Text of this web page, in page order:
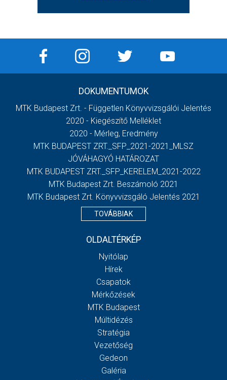
DOKUMENTUMOK
MTK Budapest Zrt. - Független Könyvvizsgálói Jelentés
2020 - Kiegészítő Melléklet
2020 - Mérleg, Eredmény
MTK BUDAPEST ZRT._SFP_2021-2021_MLSZ
JÓVÁHAGYÓ HATÁROZAT
MTK BUDAPEST ZRT._SFP_KERELEM_2021-2022
MTK Budapest Zrt. Beszámoló 2021
MTK Budapest Zrt. Könyvvizsgáló Jelentés 2021
TOVÁBBIAK
OLDALTÉRKÉP
Nyitólap
Hírek
Csapatok
Mérkőzések
MTK Budapest
Múltidézés
Stratégia
Vezetőség
Gedeon
Galéria